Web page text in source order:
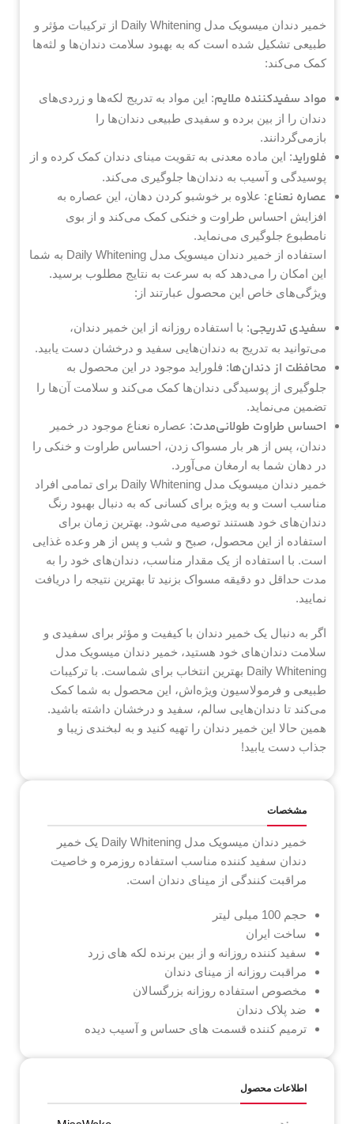
خمیر دندان میسویک مدل Daily Whitening از ترکیبات مؤثر و
طبیعی تشکیل شده است که به بهبود سلامت دندان‌ها و لثه‌ها
کمک می‌کند:
مواد سفیدکننده ملایم: این مواد به تدریج لکه‌ها و زردی‌های
دندان را از بین برده و سفیدی طبیعی دندان‌ها را
بازمی‌گردانند.
فلوراید: این ماده معدنی به تقویت مینای دندان کمک کرده و از
پوسیدگی و آسیب به دندان‌ها جلوگیری می‌کند.
عصاره نعناع: علاوه بر خوشبو کردن دهان، این عصاره به
افزایش احساس طراوت و خنکی کمک می‌کند و از بوی
نامطبوع جلوگیری می‌نماید.
استفاده از خمیر دندان میسویک مدل Daily Whitening به شما
این امکان را می‌دهد که به سرعت به نتایج مطلوب برسید.
ویژگی‌های خاص این محصول عبارتند از:
سفیدی تدریجی: با استفاده روزانه از این خمیر دندان،
می‌توانید به تدریج به دندان‌هایی سفید و درخشان دست یابید.
محافظت از دندان‌ها: فلوراید موجود در این محصول به
جلوگیری از پوسیدگی دندان‌ها کمک می‌کند و سلامت آن‌ها را
تضمین می‌نماید.
احساس طراوت طولانی‌مدت: عصاره نعناع موجود در خمیر
دندان، پس از هر بار مسواک زدن، احساس طراوت و خنکی را
در دهان شما به ارمغان می‌آورد.
خمیر دندان میسویک مدل Daily Whitening برای تمامی افراد
مناسب است و به ویژه برای کسانی که به دنبال بهبود رنگ
دندان‌های خود هستند توصیه می‌شود. بهترین زمان برای
استفاده از این محصول، صبح و شب و پس از هر وعده غذایی
است. با استفاده از یک مقدار مناسب، دندان‌های خود را به
مدت حداقل دو دقیقه مسواک بزنید تا بهترین نتیجه را دریافت
نمایید.
اگر به دنبال یک خمیر دندان با کیفیت و مؤثر برای سفیدی و
سلامت دندان‌های خود هستید، خمیر دندان میسویک مدل
Daily Whitening بهترین انتخاب برای شماست. با ترکیبات
طبیعی و فرمولاسیون ویژه‌اش، این محصول به شما کمک
می‌کند تا دندان‌هایی سالم، سفید و درخشان داشته باشید.
همین حالا این خمیر دندان را تهیه کنید و به لبخندی زیبا و
جذاب دست یابید!
مشخصات
خمیر دندان میسویک مدل Daily Whitening یک خمیر
دندان سفید کننده مناسب استفاده روزمره و خاصیت
مراقبت کنندگی از مینای دندان است.
حجم 100 میلی لیتر
ساخت ایران
سفید کننده روزانه و از بین برنده لکه های زرد
مراقبت روزانه از مینای دندان
مخصوص استفاده روزانه بزرگسالان
ضد پلاک دندان
ترمیم کننده قسمت های حساس و آسیب دیده
اطلاعات محصول